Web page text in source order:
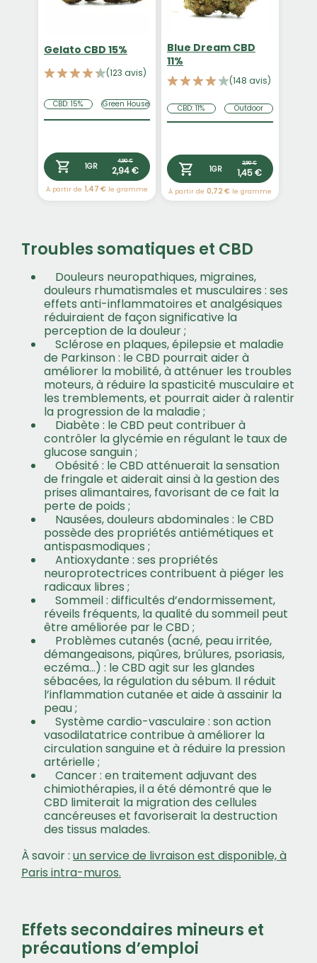
Gelato CBD 15%
(123 avis)
CBD: 15% Green House
1GR
4,90 €
2,94 €
À partir de 1,47 € le gramme
Blue Dream CBD
11%
(148 avis)
CBD: 11% Outdoor
1GR
2,90 €
1,45 €
À partir de 0,72 € le gramme
Troubles somatiques et CBD
Douleurs neuropathiques, migraines,
douleurs rhumatismales et musculaires : ses
effets anti-inflammatoires et analgésiques
réduiraient de façon significative la
perception de la douleur ;
Sclérose en plaques, épilepsie et maladie
de Parkinson : le CBD pourrait aider à
améliorer la mobilité, à atténuer les troubles
moteurs, à réduire la spasticité musculaire et
les tremblements, et pourrait aider à ralentir
la progression de la maladie ;
Diabète : le CBD peut contribuer à
contrôler la glycémie en régulant le taux de
glucose sanguin ;
Obésité : le CBD atténuerait la sensation
de fringale et aiderait ainsi à la gestion des
prises alimantaires, favorisant de ce fait la
perte de poids ;
Nausées, douleurs abdominales : le CBD
possède des propriétés antiémétiques et
antispasmodiques ;
Antioxydante : ses propriétés
neuroprotectrices contribuent à piéger les
radicaux libres ;
Sommeil : difficultés d’endormissement,
réveils fréquents, la qualité du sommeil peut
être améliorée par le CBD ;
Problèmes cutanés (acné, peau irritée,
démangeaisons, piqûres, brûlures, psoriasis,
eczéma…) : le CBD agit sur les glandes
sébacées, la régulation du sébum. Il réduit
l’inflammation cutanée et aide à assainir la
peau ;
Système cardio-vasculaire : son action
vasodilatatrice contribue à améliorer la
circulation sanguine et à réduire la pression
artérielle ;
Cancer : en traitement adjuvant des
chimiothérapies, il a été démontré que le
CBD limiterait la migration des cellules
cancéreuses et favoriserait la destruction
des tissus malades.
À savoir : un service de livraison est disponible, à
Paris intra-muros.
Effets secondaires mineurs et
précautions d’emploi